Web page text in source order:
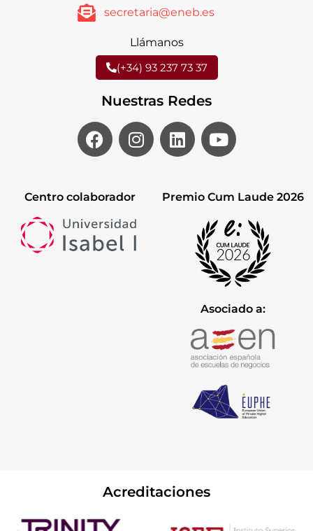
secretaria@eneb.es
Llámanos
(+34) 93 237 73 37
Nuestras Redes
Centro colaborador Premio Cum Laude 2026
Asociado a:
Acreditaciones